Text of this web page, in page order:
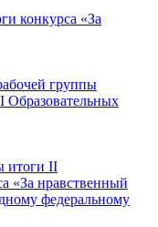
конкурса «За
группы
итоги II
«За нравственный
федеральному